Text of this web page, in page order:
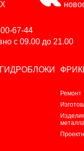
67-44
с 09.00 до 21.00
ГИДРОБЛОКИ
Ремонт
металла